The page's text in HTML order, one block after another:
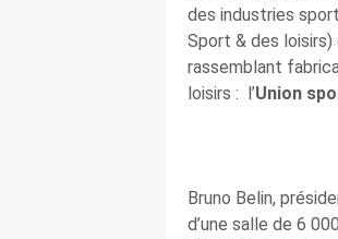
des industries
Sport & des loisirs)
rassemblant
loisirs : l’Union
Bruno Belin,
d’une salle de 6